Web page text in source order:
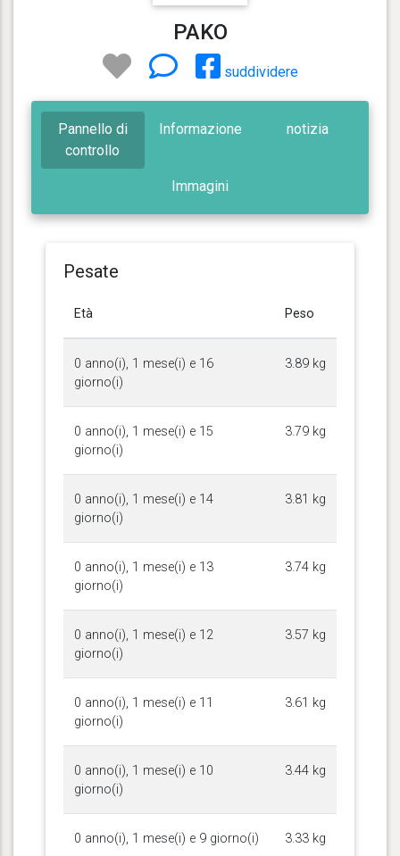
PAKO
suddividere
Pannello di
controllo
Informazione notizia
Immagini
Pesate
Età Peso
0 anno(i), 1 mese(i) e 16
giorno(i)
3.89 kg
0 anno(i), 1 mese(i) e 15
giorno(i)
3.79 kg
0 anno(i), 1 mese(i) e 14
giorno(i)
3.81 kg
0 anno(i), 1 mese(i) e 13
giorno(i)
3.74 kg
0 anno(i), 1 mese(i) e 12
giorno(i)
3.57 kg
0 anno(i), 1 mese(i) e 11
giorno(i)
3.61 kg
0 anno(i), 1 mese(i) e 10
giorno(i)
3.44 kg
0 anno(i), 1 mese(i) e 9 giorno(i) 3.33 kg